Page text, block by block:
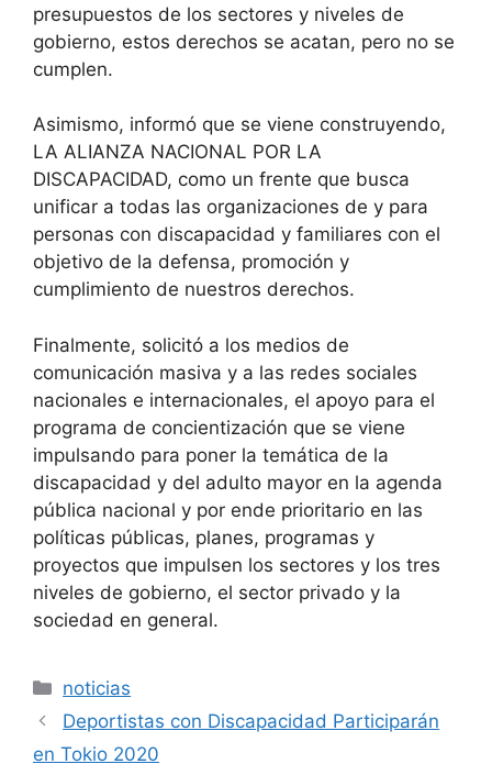
presupuestos de los sectores y niveles de
gobierno, estos derechos se acatan, pero no se
cumplen.
Asimismo, informó que se viene construyendo,
LA ALIANZA NACIONAL POR LA
DISCAPACIDAD, como un frente que busca
unificar a todas las organizaciones de y para
personas con discapacidad y familiares con el
objetivo de la defensa, promoción y
cumplimiento de nuestros derechos.
Finalmente, solicitó a los medios de
comunicación masiva y a las redes sociales
nacionales e internacionales, el apoyo para el
programa de concientización que se viene
impulsando para poner la temática de la
discapacidad y del adulto mayor en la agenda
pública nacional y por ende prioritario en las
políticas públicas, planes, programas y
proyectos que impulsen los sectores y los tres
niveles de gobierno, el sector privado y la
sociedad en general.
Categorías
noticias
Deportistas con Discapacidad Participarán
en Tokio 2020